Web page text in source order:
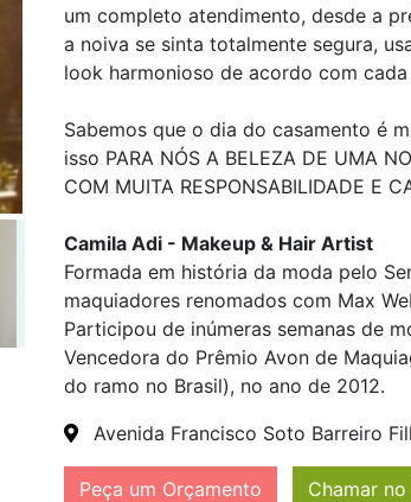
um completo atendimento, desde a
a noiva se sinta totalmente segura,
look harmonioso de acordo com
Sabemos que o dia do casamento é
isso PARA NÓS A BELEZA DE UMA
COM MUITA RESPONSABILIDADE E
Camila Adi - Makeup & Hair Artist
Formada em história da moda pelo
maquiadores renomados com Max
Participou de inúmeras semanas de
Vencedora do Prêmio Avon de
do ramo no Brasil), no ano de 2012.
Avenida Francisco Soto Barreiro
Peça um Orçamento Chamar